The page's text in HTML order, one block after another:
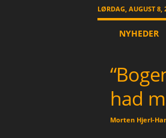
LØRDAG, AUGUST 8,
T
NYHEDER
had
Morten Hjerl-